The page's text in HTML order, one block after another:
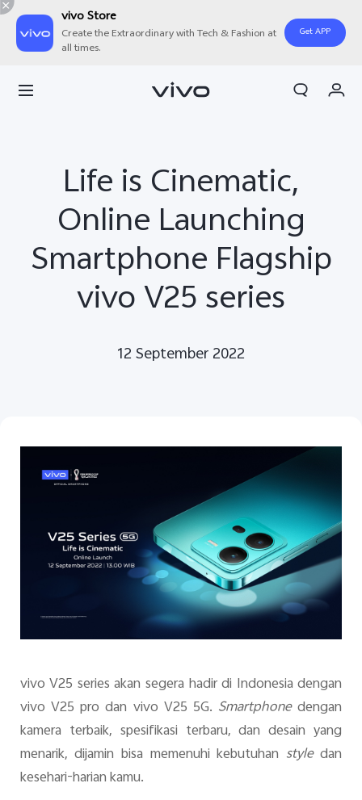
vivo Store
Create the Extraordinary with Tech & Fashion at
all times.
Get APP
Indonesia | Pilih negara/wilayah
Akun SayaLife is Cinematic,
Online Launching
Smartphone Flagship
vivo V25 series
12 September 2022
vivo V25 series akan segera hadir di Indonesia dengan
vivo V25 pro dan vivo V25 5G. Smartphonedengan
kamera terbaik, spesifikasi terbaru, dan desain yang
menarik, dijamin bisa memenuhi kebutuhan styledan
kesehari-harian kamu.